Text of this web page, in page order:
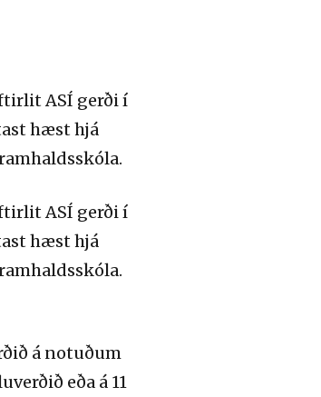
ASÍ gerði í
hæst hjá
ASÍ gerði í
hæst hjá
á notuðum
eða á 11